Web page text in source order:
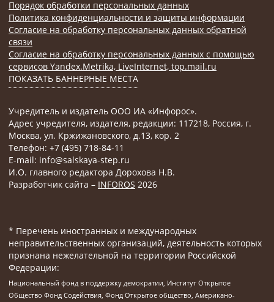
Порядок обработки персональных данных
Политика конфиденциальности и защиты информации
Согласие на обработку персональных данных обратной
связи
Согласие на обработку персональных данных с помощью
сервисов Yandex.Metrika, LiveInternet, top.mail.ru
ПОКАЗАТЬ БАННЕРНЫЕ МЕСТА
Учредитель и издатель ООО ИА «Инфорос».
Адрес учредителя, издателя, редакции: 117218, Россия, г.
Москва, ул. Кржижановского, д.13, кор. 2
Телефон: +7 (495) 718-84-11
E-mail: info@salskaya-step.ru
И.О. главного редактора Дорохова Н.В.
Разработчик сайта – INFOROS 2026
* Перечень иностранных и международных
неправительственных организаций, деятельность которых
признана нежелательной на территории Российской
Федерации:
Национальный фонд в поддержку демократии, Институт Открытое
Общество Фонд Содействия, Фонд Открытое общество, Американо-